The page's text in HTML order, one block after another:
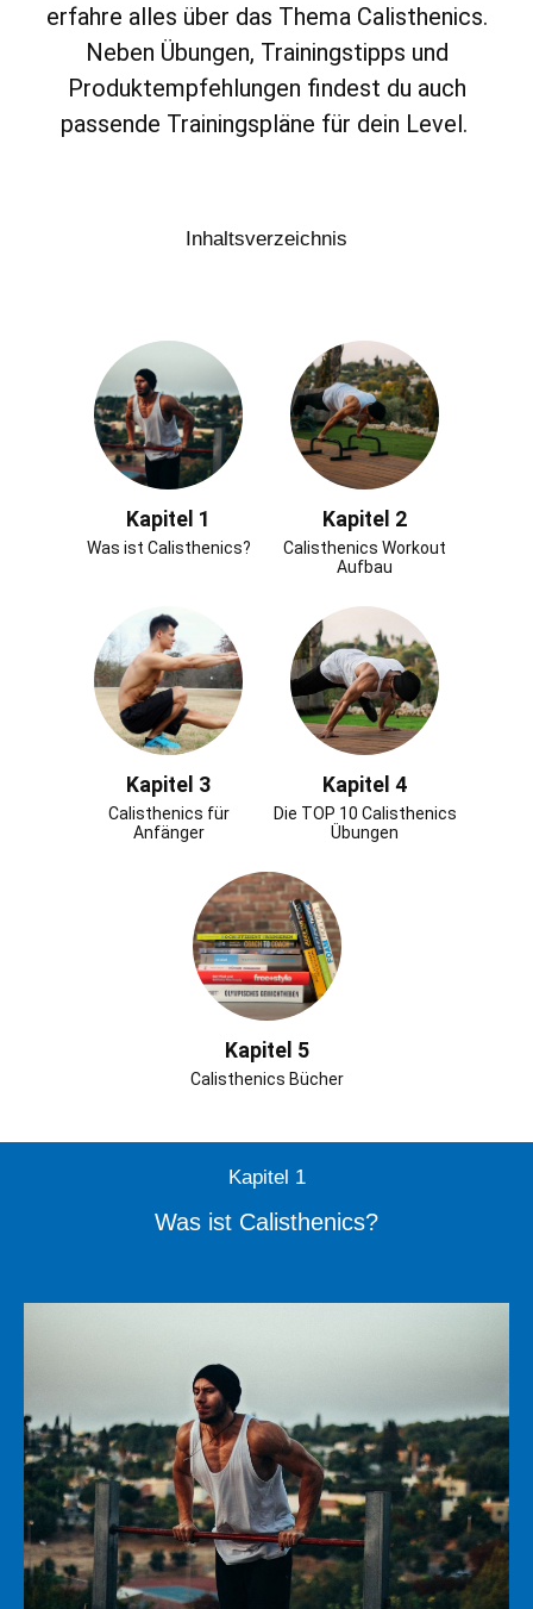
erfahre alles über das Thema Calisthenics.
Neben Übungen, Trainingstipps und
Produktempfehlungen findest du auch
passende Trainingspläne für dein Level.
Inhaltsverzeichnis
Kapitel 1
Was ist Calisthenics?
Kapitel 2
Calisthenics Workout
Aufbau
Kapitel 3
Calisthenics für
Anfänger
Kapitel 4
Die TOP 10 Calisthenics
Übungen
Kapitel 5
Calisthenics Bücher
Kapitel 1
Was ist Calisthenics?